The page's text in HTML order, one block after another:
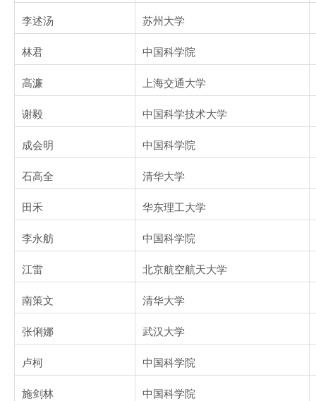
李述汤 苏州大学
林君 中国科学院
高濂 上海交通大学
谢毅 中国科学技术大学
成会明 中国科学院
石高全 清华大学
田禾 华东理工大学
李永舫 中国科学院
江雷 北京航空航天大学
南策文 清华大学
张俐娜 武汉大学
卢柯 中国科学院
施剑林 中国科学院